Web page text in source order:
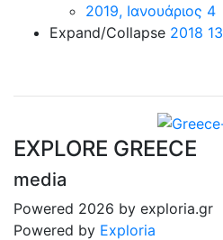
2019, Ιανουάριος 4
Expand/Collapse 2018 13
EXPLORE GREECE
media
Powered 2026 by exploria.gr
Powered by Exploria